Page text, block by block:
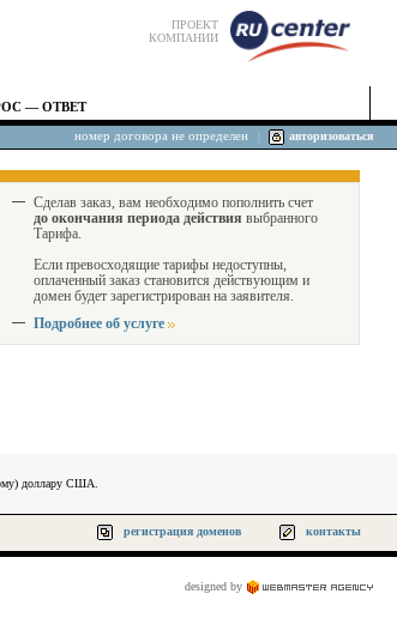
ПРОЕКТ
КОМПАНИИ
— ОТВЕТ
номер договора не определен авторизоваться
Сделав заказ, вам необходимо пополнить счет
до окончания периода действия выбранного
Тарифа.
Если превосходящие тарифы недоступны,
оплаченный заказ становится действующим и
домен будет зарегистрирован на заявителя.
Подробнее об услуге
доллару США.
регистрация доменов контакты
designed by